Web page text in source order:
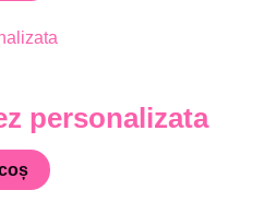
personalizata